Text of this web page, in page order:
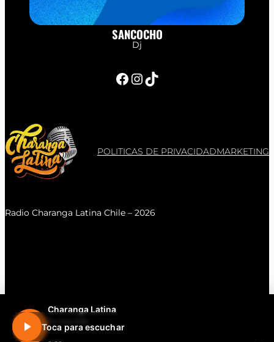
Charanga Latina
En vivo 24h
Toca para escuchar
SANCOCHO
Dj
Facebook InstagramTikTok
POLITICAS DE PRIVACIDADMARKETING
Radio Charanga Latina Chile – 2026